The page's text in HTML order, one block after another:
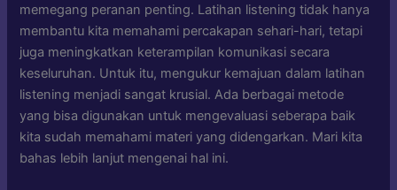
memegang peranan penting. Latihan listening tidak hanya
membantu kita memahami percakapan sehari-hari, tetapi
juga meningkatkan keterampilan komunikasi secara
keseluruhan. Untuk itu, mengukur kemajuan dalam latihan
listening menjadi sangat krusial. Ada berbagai metode
yang bisa digunakan untuk mengevaluasi seberapa baik
kita sudah memahami materi yang didengarkan. Mari kita
bahas lebih lanjut mengenai hal ini.